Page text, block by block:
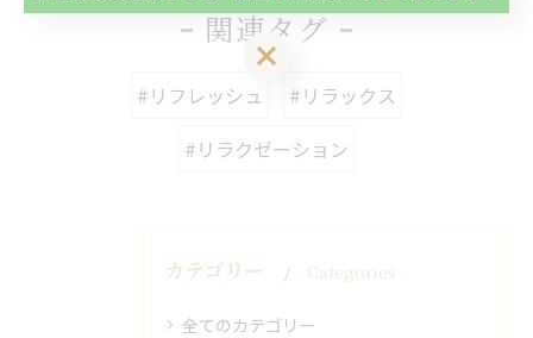
関連タグ
#リフレッシュ
#リラックス
#リラクゼーション
カテゴリー Categories
全てのカテゴリー
い。
LINEお友達登はこちら 初回 500円OFFさせて頂きます！